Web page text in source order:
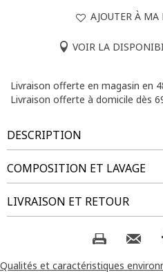
AJOUTER À MA
VOIR LA
Livraison offerte en magasin en
Livraison offerte à domicile dès
DESCRIPTION
Jupe-culotte grande taille.
Longueur 7/8. Taille élastiquée
avec deux boutons décoratifs. 2
devant. Coloris uni. Modèle
Notre mannequin Delia
COMPOSITION ET LAVAGE
Tissu principal : 96%
Composition et lavage :
LIVRAISON ET RETOUR
NOS MODES DE LIVRAISON
Livraison Magasin :
Qualités et caractéristiques